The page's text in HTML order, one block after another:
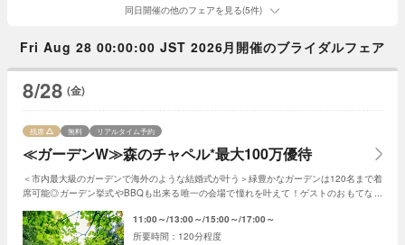
同日開催の他のフェアを見る(5件)
Fri Aug 28 00:00:00 JST 2026月開催のブライダルフェア
8/28 (金)
≪ガーデンW≫森のチャペル*最大100万優待
残席 無料 リアルタイム予約
＜市内最大級のガーデンで海外のような結婚式が叶う＞緑豊かなガーデンは120名まで着
席可能◎ガーデン挙式やBBQも出来る唯一の会場で憧れを叶えて！ゲストのおもてなし
11:00～ 13:00～ 15:00～ 17:00～
120分程度